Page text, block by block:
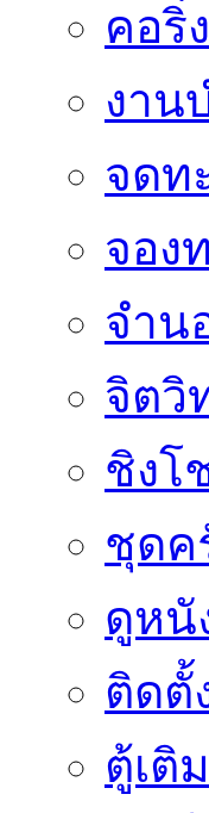
คอริ่ง
งาน
จดท
จอง
จำน
จิตวิ
ชิงโ
ชุดค
ดูหนั
ติดตั้
ตู้เติ